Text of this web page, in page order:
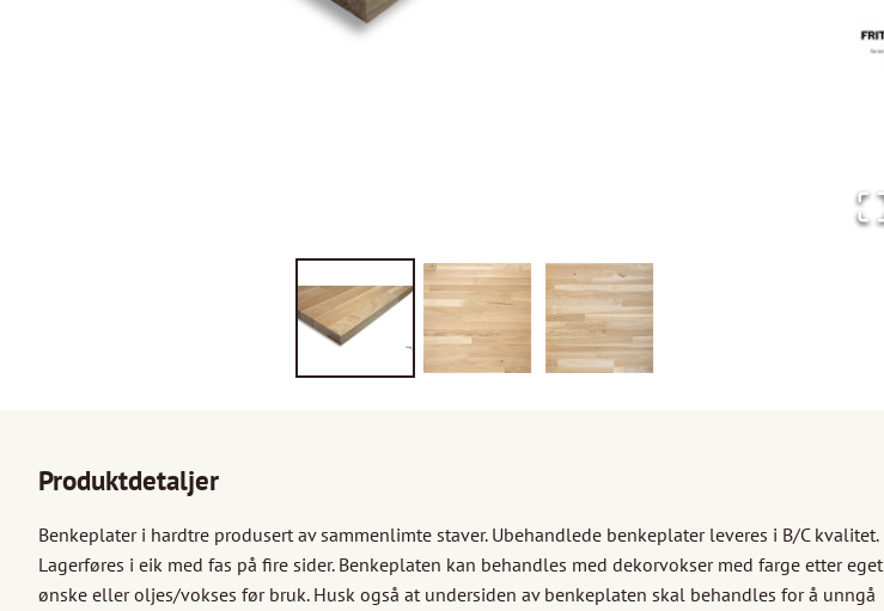
Produktdetaljer
Benkeplater i hardtre produsert av sammenlimte staver. Ubehandlede benkeplater leveres i B/C kvalitet.
Lagerføres i eik med fas på fire sider. Benkeplaten kan behandles med dekorvokser med farge etter eget
ønske eller oljes/vokses før bruk. Husk også at undersiden av benkeplaten skal behandles for å unngå